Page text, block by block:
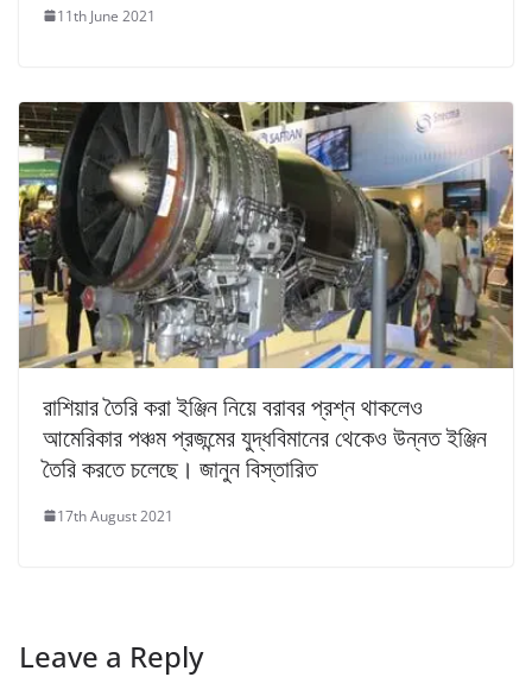
11th June 2021
রাশিয়ার তৈরি করা ইঞ্জিন নিয়ে বরাবর প্রশ্ন থাকলেও
আমেরিকার পঞ্চম প্রজন্মের যুদ্ধবিমানের থেকেও উন্নত ইঞ্জিন
তৈরি করতে চলেছে। জানুন বিস্তারিত
17th August 2021
Leave a Reply